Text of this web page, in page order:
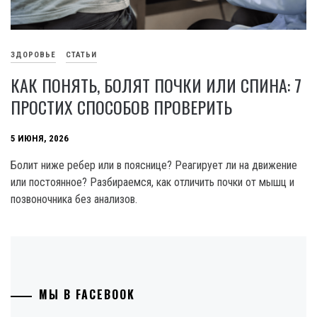
ЗДОРОВЬЕ СТАТЬИ
КАК ПОНЯТЬ, БОЛЯТ ПОЧКИ ИЛИ СПИНА: 7
ПРОСТИХ СПОСОБОВ ПРОВЕРИТЬ
5 ИЮНЯ, 2026
Болит ниже ребер или в пояснице? Реагирует ли на движение
или постоянное? Разбираемся, как отличить почки от мышц и
позвоночника без анализов.
МЫ В FACEBOOK